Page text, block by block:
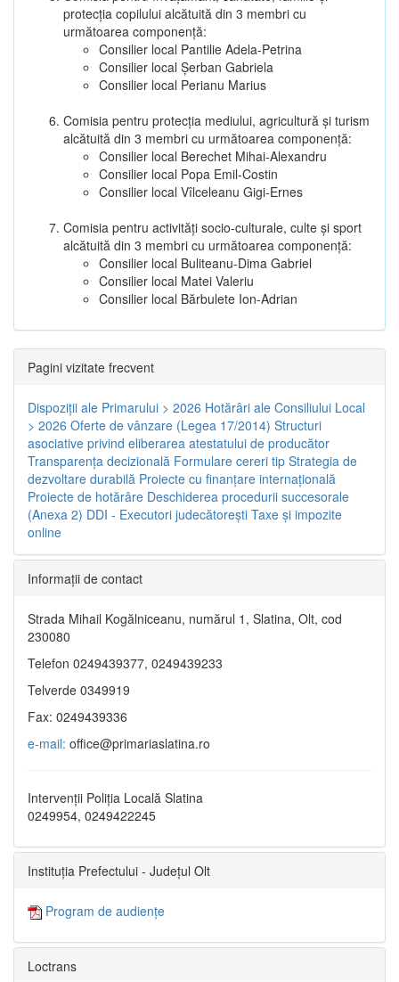
protecţia copilului alcătuită din 3 membri cu
următoarea componenţă:
Consilier local Pantilie Adela-Petrina
Consilier local Șerban Gabriela
Consilier local Perianu Marius
Comisia pentru protecţia mediului, agricultură şi turism
alcătuită din 3 membri cu următoarea componenţă:
Consilier local Berechet Mihai-Alexandru
Consilier local Popa Emil-Costin
Consilier local Vîlceleanu Gigi-Ernes
Comisia pentru activităţi socio-culturale, culte şi sport
alcătuită din 3 membri cu următoarea componenţă:
Consilier local Buliteanu-Dima Gabriel
Consilier local Matei Valeriu
Consilier local Bărbulete Ion-Adrian
Pagini vizitate frecvent
Dispoziţii ale Primarului > 2026 Hotărâri ale Consiliului Local
> 2026 Oferte de vânzare (Legea 17/2014) Structuri
asociative privind eliberarea atestatului de producător
Transparenţa decizională Formulare cereri tip Strategia de
dezvoltare durabilă Proiecte cu finanţare internaţională
Proiecte de hotărâre Deschiderea procedurii succesorale
(Anexa 2) DDI - Executori judecătorești Taxe şi impozite
online
Informaţii de contact
Strada Mihail Kogălniceanu, numărul 1, Slatina, Olt, cod
230080
Telefon 0249439377, 0249439233
Telverde 0349919
Fax: 0249439336
e-mail: office@primariaslatina.ro
Intervenții Poliția Locală Slatina
0249954, 0249422245
Instituția Prefectului - Județul Olt
Program de audiențe
Loctrans